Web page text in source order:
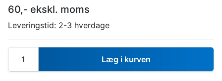
60,- ekskl. moms
Leveringstid: 2-3 hverdage
Læg i kurven